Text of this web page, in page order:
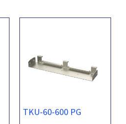
TKU-60-600 PG